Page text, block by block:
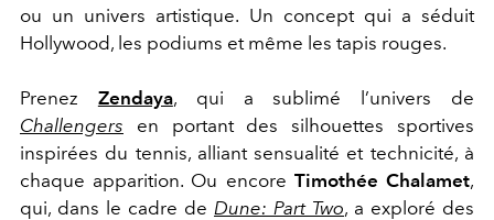
ou un univers artistique. Un concept qui a séduit
Hollywood, les podiums et même les tapis rouges.
Prenez Zendaya, qui a sublimé l’univers de
Challengers en portant des silhouettes sportives
inspirées du tennis, alliant sensualité et technicité, à
chaque apparition. Ou encore Timothée Chalamet,
qui, dans le cadre de Dune: Part Two, a exploré des